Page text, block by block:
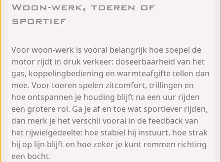
Woon-werk, toeren of
sportief
Voor woon-werk is vooral belangrijk hoe soepel de
motor rijdt in druk verkeer: doseerbaarheid van het
gas, koppelingbediening en warmteafgifte tellen dan
mee. Voor toeren spelen zitcomfort, trillingen en
hoe ontspannen je houding blijft na een uur rijden
een grotere rol. Ga je af en toe wat sportiever rijden,
dan merk je het verschil vooral in de feedback van
het rijwielgedeelte: hoe stabiel hij instuurt, hoe strak
hij op lijn blijft en hoe zeker je kunt remmen richting
een bocht.